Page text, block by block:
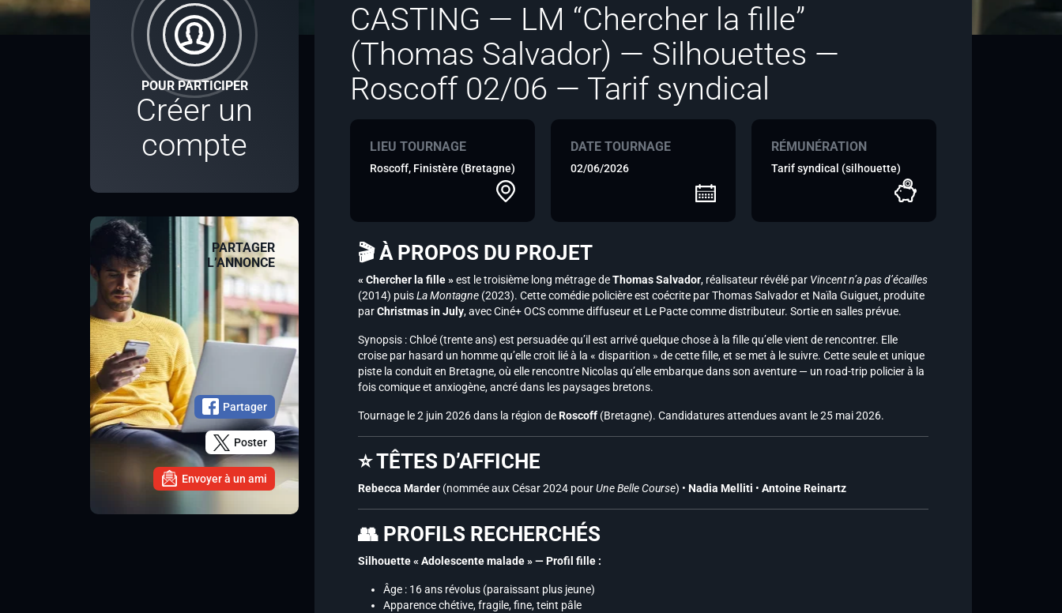
POUR PARTICIPER
Créer un
compte
PARTAGER
L’ANNONCE
Partager
Poster
Envoyer à un ami
CASTING — LM “Chercher la fille”
(Thomas Salvador) — Silhouettes —
Roscoff 02/06 — Tarif syndical
LIEU TOURNAGE
Roscoff, Finistère (Bretagne)
DATE TOURNAGE
02/06/2026
RÉMUNÉRATION
Tarif syndical (silhouette)
🎬 À PROPOS DU PROJET
« Chercher la fille »est le troisième long métrage deThomas Salvador, réalisateur révélé par Vincent n’a pas d’écailles
(2014) puisLa Montagne (2023). Cette comédie policière est coécrite par Thomas Salvador et Naïla Guiguet, produite
parChristmas in July, avec Ciné+ OCS comme diffuseur et Le Pacte comme distributeur. Sortie en salles prévue.
Synopsis : Chloé (trente ans) est persuadée qu’il est arrivé quelque chose à la fille qu’elle vient de rencontrer. Elle
croise par hasard un homme qu’elle croit lié à la « disparition » de cette fille, et se met à le suivre. Cette seule et unique
piste la conduit en Bretagne, où elle rencontre Nicolas qu’elle embarque dans son aventure — un road-trip policier à la
fois comique et anxiogène, ancré dans les paysages bretons.
Tournage le 2 juin 2026 dans la région deRoscoff (Bretagne). Candidatures attendues avant le 25 mai 2026.
⭐ TÊTES D’AFFICHE
Rebecca Marder (nommée aux César 2024 pourUne Belle Course) • Nadia Melliti • Antoine Reinartz
👥 PROFILS RECHERCHÉS
Silhouette « Adolescente malade » — Profil fille :
Âge : 16 ans révolus (paraissant plus jeune)
Apparence chétive, fragile, fine, teint pâle